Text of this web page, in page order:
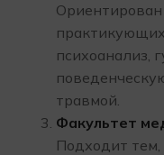
психоанализ,
травмой.
Факультет
Подходит тем,